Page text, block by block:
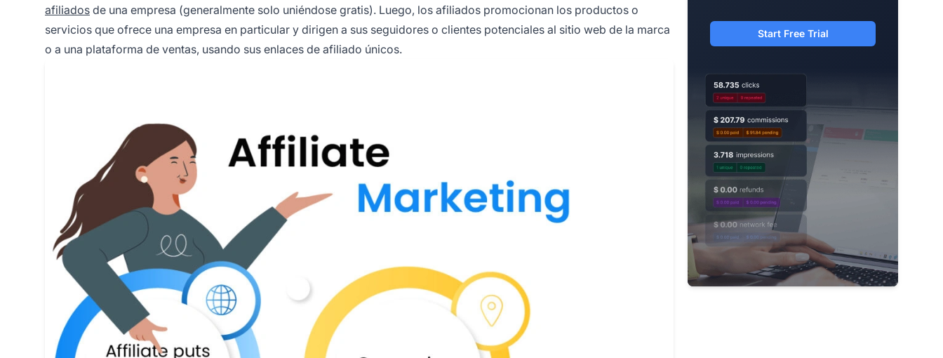
afiliados de una empresa (generalmente solo uniéndose gratis). Luego, los afiliados promocionan los productos o
servicios que ofrece una empresa en particular y dirigen a sus seguidores o clientes potenciales al sitio web de la marca
o a una plataforma de ventas, usando sus enlaces de afiliado únicos.
Start Free Trial